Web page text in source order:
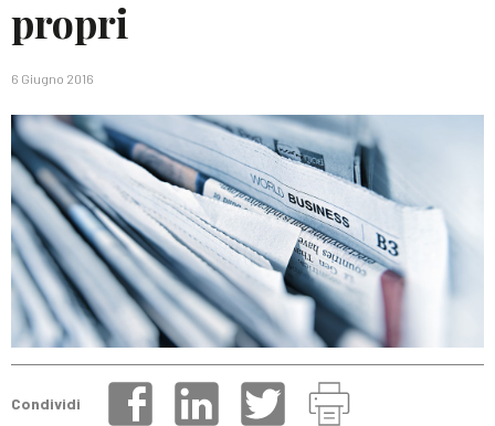
propri
6 Giugno 2016
Condividi